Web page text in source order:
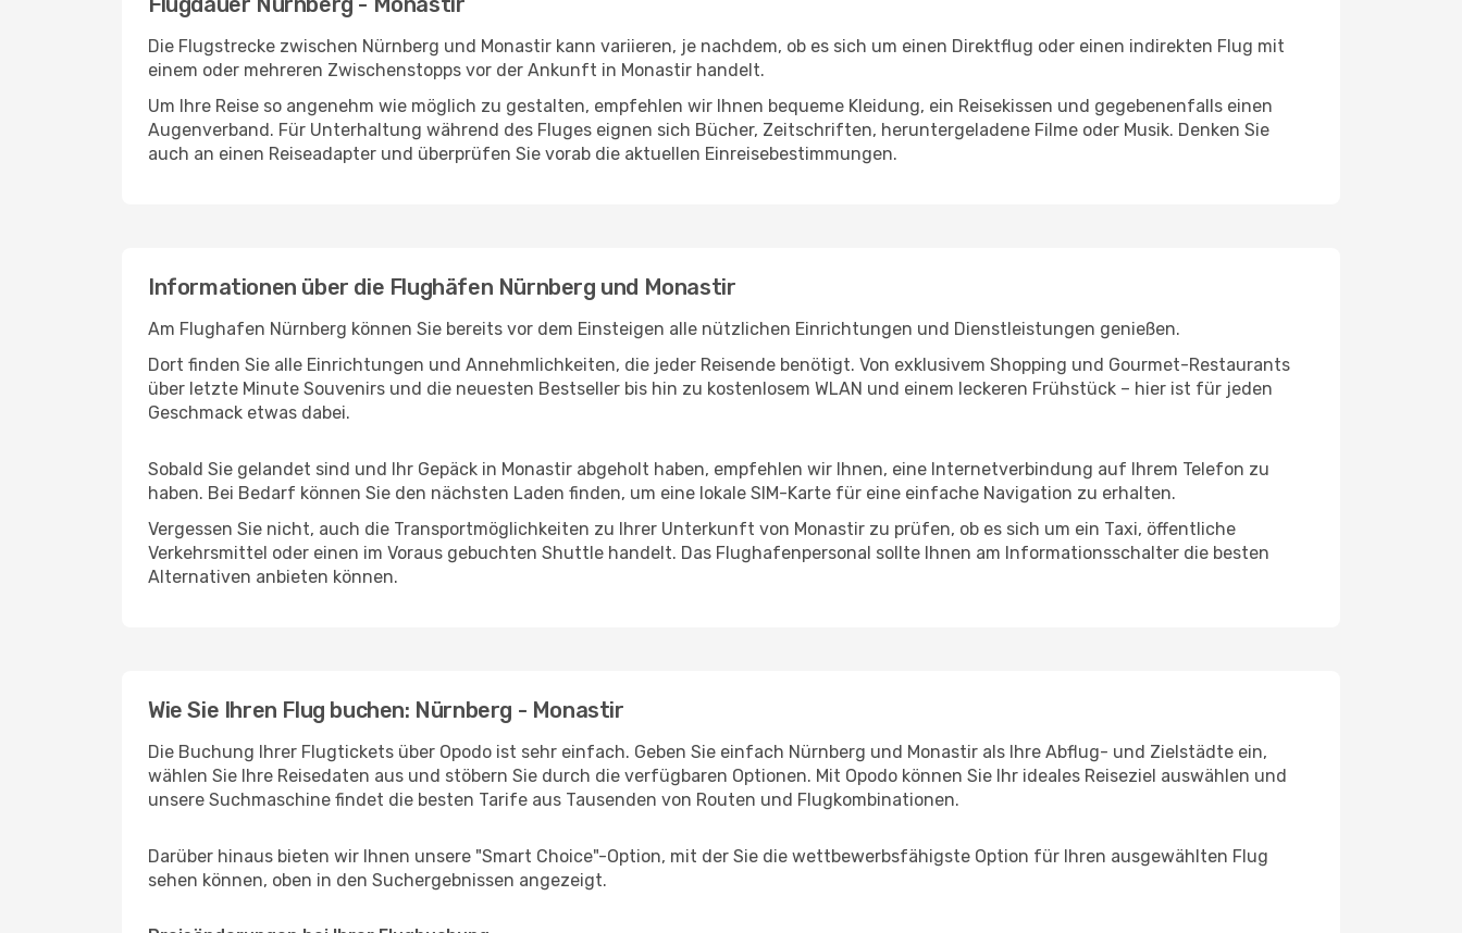
Die Flugstrecke zwischen Nürnberg und Monastir kann variieren, je nachdem, ob es sich um einen Direktflug oder einen indirekten Flug mit
einem oder mehreren Zwischenstopps vor der Ankunft in Monastir handelt.
Um Ihre Reise so angenehm wie möglich zu gestalten, empfehlen wir Ihnen bequeme Kleidung, ein Reisekissen und gegebenenfalls einen
Augenverband. Für Unterhaltung während des Fluges eignen sich Bücher, Zeitschriften, heruntergeladene Filme oder Musik. Denken Sie
auch an einen Reiseadapter und überprüfen Sie vorab die aktuellen Einreisebestimmungen.
Informationen über die Flughäfen Nürnberg und Monastir
Am Flughafen Nürnberg können Sie bereits vor dem Einsteigen alle nützlichen Einrichtungen und Dienstleistungen genießen.
Dort finden Sie alle Einrichtungen und Annehmlichkeiten, die jeder Reisende benötigt. Von exklusivem Shopping und Gourmet-Restaurants
über letzte Minute Souvenirs und die neuesten Bestseller bis hin zu kostenlosem WLAN und einem leckeren Frühstück – hier ist für jeden
Geschmack etwas dabei.
Sobald Sie gelandet sind und Ihr Gepäck in Monastir abgeholt haben, empfehlen wir Ihnen, eine Internetverbindung auf Ihrem Telefon zu
haben. Bei Bedarf können Sie den nächsten Laden finden, um eine lokale SIM-Karte für eine einfache Navigation zu erhalten.
Vergessen Sie nicht, auch die Transportmöglichkeiten zu Ihrer Unterkunft von Monastir zu prüfen, ob es sich um ein Taxi, öffentliche
Verkehrsmittel oder einen im Voraus gebuchten Shuttle handelt. Das Flughafenpersonal sollte Ihnen am Informationsschalter die besten
Alternativen anbieten können.
Wie Sie Ihren Flug buchen: Nürnberg - Monastir
Die Buchung Ihrer Flugtickets über Opodo ist sehr einfach. Geben Sie einfach Nürnberg und Monastir als Ihre Abflug- und Zielstädte ein,
wählen Sie Ihre Reisedaten aus und stöbern Sie durch die verfügbaren Optionen. Mit Opodo können Sie Ihr ideales Reiseziel auswählen und
unsere Suchmaschine findet die besten Tarife aus Tausenden von Routen und Flugkombinationen.
Darüber hinaus bieten wir Ihnen unsere "Smart Choice"-Option, mit der Sie die wettbewerbsfähigste Option für Ihren ausgewählten Flug
sehen können, oben in den Suchergebnissen angezeigt.